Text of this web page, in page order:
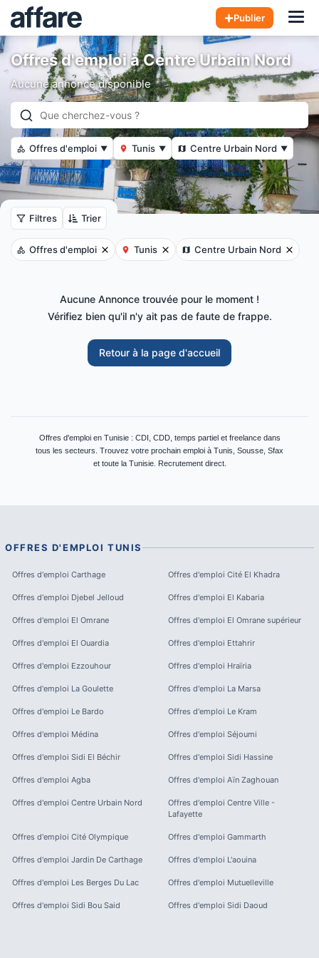
Publier
Offres d'emploi à Centre Urbain Nord
Aucune annonce disponible
Offres d'emploi ▼ Tunis ▼ Centre Urbain Nord ▼
Filtres Trier
Offres d'emploi Tunis Centre Urbain Nord
Aucune Annonce trouvée pour le moment !
Vérifiez bien qu'il n'y ait pas de faute de frappe.
Retour à la page d'accueil
Offres d'emploi en Tunisie : CDI, CDD, temps partiel et freelance dans
tous les secteurs. Trouvez votre prochain emploi à Tunis, Sousse, Sfax
et toute la Tunisie. Recrutement direct.
OFFRES D'EMPLOI TUNIS
Offres d'emploi Carthage Offres d'emploi Cité El Khadra
Offres d'emploi Djebel Jelloud Offres d'emploi El Kabaria
Offres d'emploi El Omrane Offres d'emploi El Omrane supérieur
Offres d'emploi El Ouardia Offres d'emploi Ettahrir
Offres d'emploi Ezzouhour Offres d'emploi Hraïria
Offres d'emploi La Goulette Offres d'emploi La Marsa
Offres d'emploi Le Bardo Offres d'emploi Le Kram
Offres d'emploi Médina Offres d'emploi Séjoumi
Offres d'emploi Sidi El Béchir Offres d'emploi Sidi Hassine
Offres d'emploi Agba Offres d'emploi Aïn Zaghouan
Offres d'emploi Centre Urbain Nord Offres d'emploi Centre Ville -
Lafayette
Offres d'emploi Cité Olympique Offres d'emploi Gammarth
Offres d'emploi Jardin De Carthage Offres d'emploi L'aouina
Offres d'emploi Les Berges Du Lac Offres d'emploi Mutuelleville
Offres d'emploi Sidi Bou Said Offres d'emploi Sidi Daoud